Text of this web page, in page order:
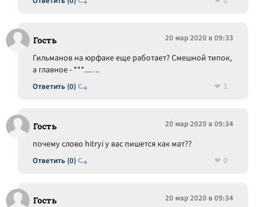
Гость 20 мар 2020 в 09:33
Ответить (0)
Гильманов на юрфаке еще работает? Смешной типок,
а главное - ***...….
1
Гость 20 мар 2020 в 09:34
Ответить (0)
почему слово hitryi у вас пишется как мат??
0
Гость 20 мар 2020 в 09:34